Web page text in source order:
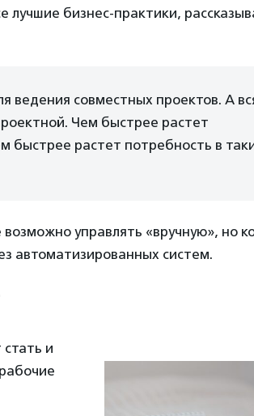
лучшие бизнес-практики,
совместных проектов. А
Чем быстрее растет
быстрее растет потребность в
управлять «вручную», но
автоматизированных систем.
и